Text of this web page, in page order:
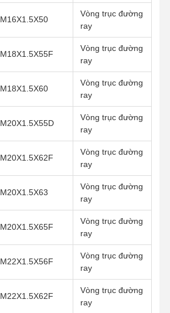
M16X1.5X50
Vòng trục đường
ray
M18X1.5X55F
Vòng trục đường
ray
M18X1.5X60
Vòng trục đường
ray
M20X1.5X55D
Vòng trục đường
ray
M20X1.5X62F
Vòng trục đường
ray
M20X1.5X63
Vòng trục đường
ray
M20X1.5X65F
Vòng trục đường
ray
M22X1.5X56F
Vòng trục đường
ray
M22X1.5X62F
Vòng trục đường
ray